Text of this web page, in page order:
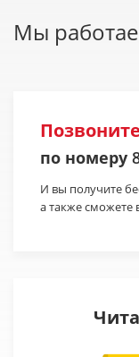
Мы
по номеру
И вы получите
а также сможете